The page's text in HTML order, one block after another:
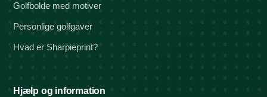
Golfbolde med motiver
Personlige golfgaver
Hvad er Sharpieprint?
Hjælp og information